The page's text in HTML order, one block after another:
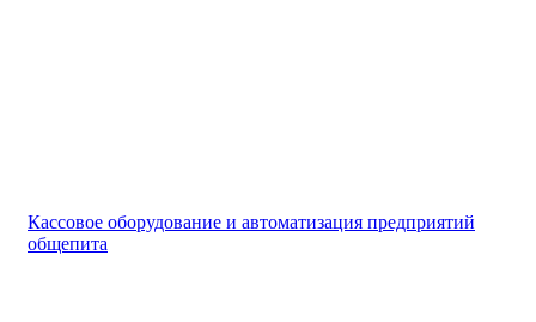
Кассовое оборудование и автоматизация предприятий
общепита